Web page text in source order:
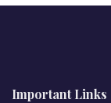
Important Links